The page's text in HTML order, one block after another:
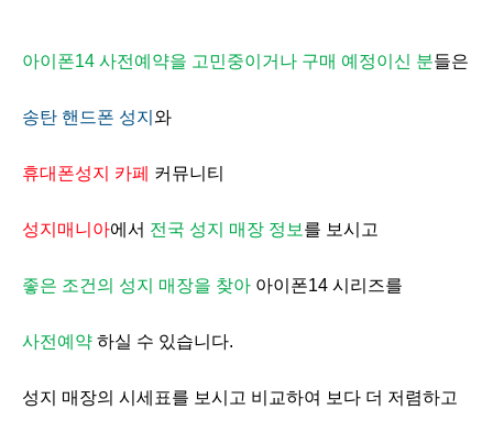
아이폰14 사전예약을 고민중이거나 구매 예정이신 분들은
송탄 핸드폰 성지 와
휴대폰성지 카페 커뮤니티
성지매니아에서 전국 성지 매장 정보 를 보시고
좋은 조건의 성지 매장을 찾아 아이폰14 시리즈를
사전예약 하실 수 있습니다.
성지 매장의 시세표를 보시고 비교하여 보다 더 저렴하고